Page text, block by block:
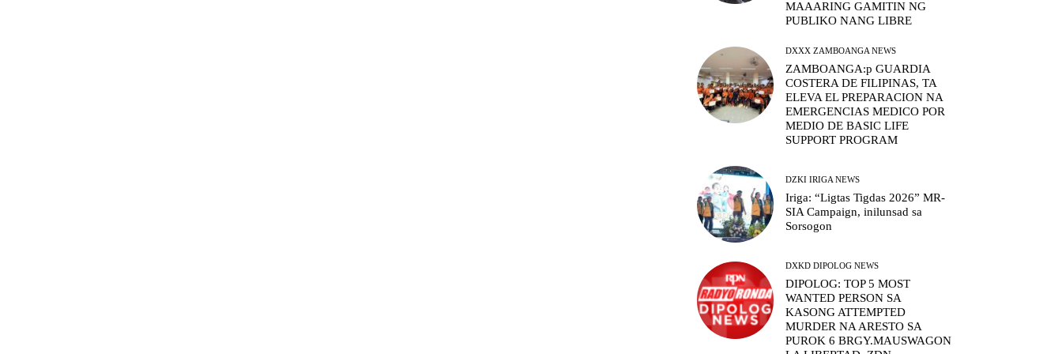
MAAARING GAMITIN NG
PUBLIKO NANG LIBRE
DXXX ZAMBOANGA NEWS
ZAMBOANGA:p GUARDIA
COSTERA DE FILIPINAS, TA
ELEVA EL PREPARACION NA
EMERGENCIAS MEDICO POR
MEDIO DE BASIC LIFE
SUPPORT PROGRAM
DZKI IRIGA NEWS
Iriga: “Ligtas Tigdas 2026” MR-
SIA Campaign, inilunsad sa
Sorsogon
DXKD DIPOLOG NEWS
DIPOLOG: TOP 5 MOST
WANTED PERSON SA
KASONG ATTEMPTED
MURDER NA ARESTO SA
PUROK 6 BRGY.MAUSWAGON